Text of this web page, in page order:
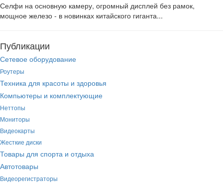
Селфи на основную камеру, огромный дисплей без рамок,
мощное железо - в новинках китайского гиганта...
Публикации
Сетевое оборудование
Роутеры
Техника для красоты и здоровья
Компьютеры и комплектующие
Неттопы
Мониторы
Видеокарты
Жесткие диски
Товары для спорта и отдыха
Автотовары
Видеорегистраторы